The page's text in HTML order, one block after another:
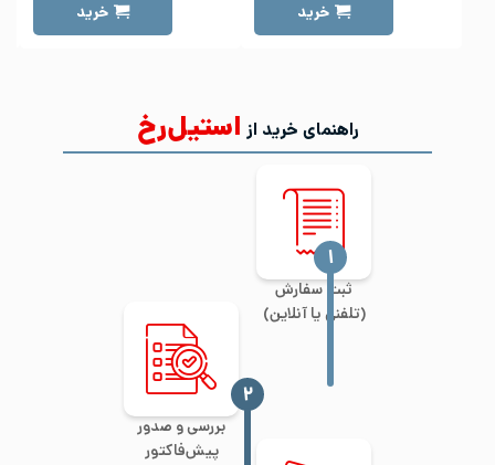
خرید خرید
راهنمای خرید از استیل‌رخ
ثبت سفارش
(تلفنی یا آنلاین)
‍۱
بررسی و صدور
پیش‌فاکتور
‍۲